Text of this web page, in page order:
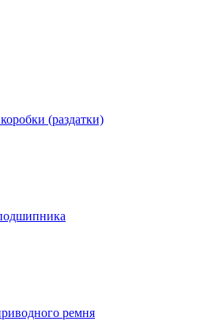
(раздатки)
ремня